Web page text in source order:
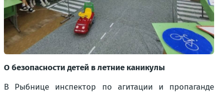
О безопасности детей в летние каникулы
В Рыбнице инспектор по агитации и пропаганде